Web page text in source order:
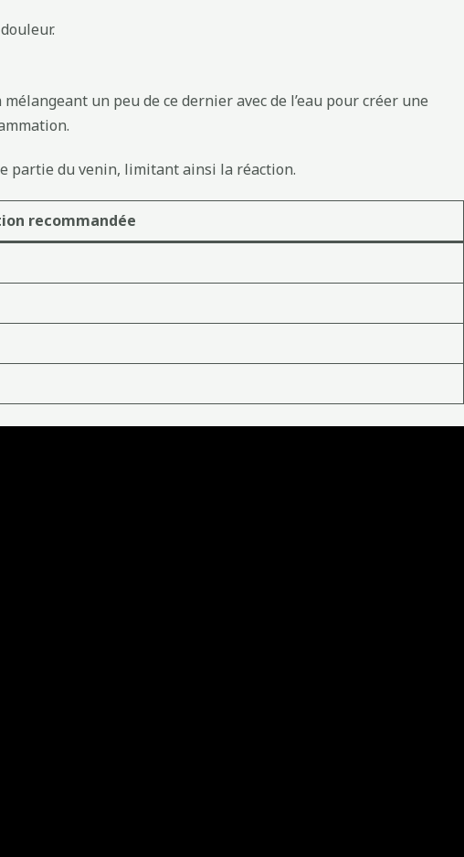
mélangeant un peu de ce dernier avec de l’eau pour créer une
partie du venin, limitant ainsi la réaction.
recommandée